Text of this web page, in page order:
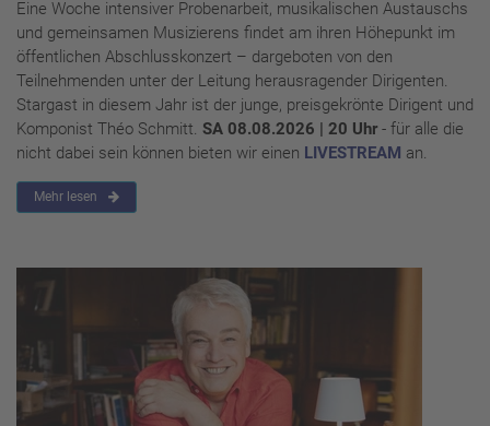
Eine Woche intensiver Probenarbeit, musikalischen Austauschs
und gemeinsamen Musizierens findet am ihren Höhepunkt im
öffentlichen Abschlusskonzert – dargeboten von den
Teilnehmenden unter der Leitung herausragender Dirigenten.
Stargast in diesem Jahr ist der junge, preisgekrönte Dirigent und
Komponist Théo Schmitt. SA 08.08.2026 | 20 Uhr - für alle die
nicht dabei sein können bieten wir einen LIVESTREAM an.
Mehr lesen